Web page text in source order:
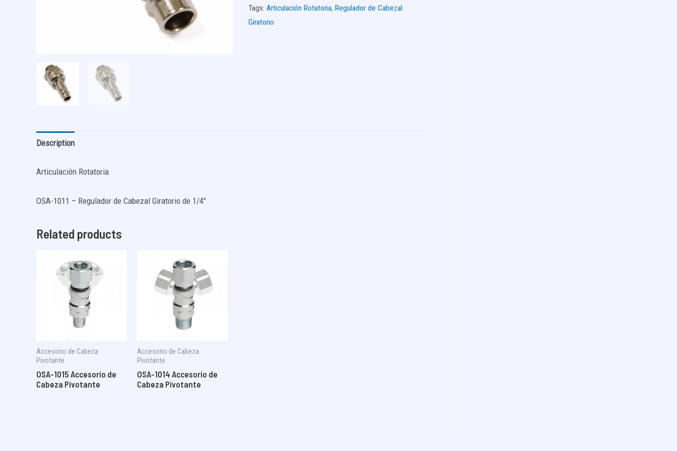
Tags: Articulación Rotatoria, Regulador de Cabezal
Giratorio
Description
Articulación Rotatoria
OSA-1011 – Regulador de Cabezal Giratorio de 1/4″
Related products
Accesorio de Cabeza
Pivotante
OSA-1015 Accesorio de
Cabeza Pivotante
Accesorio de Cabeza
Pivotante
OSA-1014 Accesorio de
Cabeza Pivotante